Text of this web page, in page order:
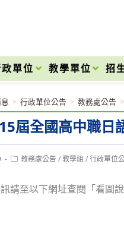
政單位 教學單位 招
屆全國高中職日
> 行政單位公告 > 教務處公告 >
Post教務處公告 / 教學組 / 行政單位
請至以下網址查閱「看